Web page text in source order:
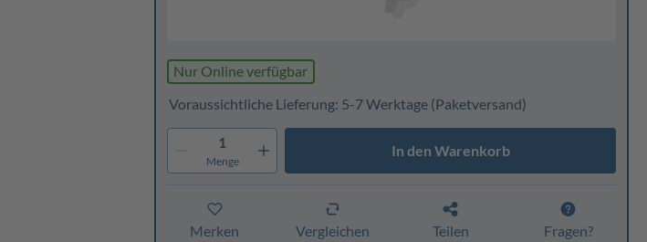
Nur Online verfügbar
Voraussichtliche Lieferung: 5-7 Werktage(Paketversand)
1
Menge
In den Warenkorb
Merken Vergleichen Teilen Fragen?